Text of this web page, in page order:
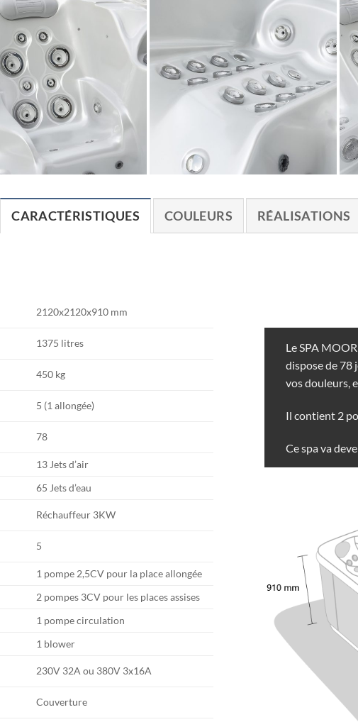
CARACTÉRISTIQUES COULEURS RÉALISATIONS
2120x2120x910 mm
1375 litres
450 kg
5 (1 allongée)
78
13 Jets d’air
65 Jets d’eau
Réchauffeur 3KW
5
1 pompe 2,5CV pour la place allongée
2 pompes 3CV pour les places assises
1 pompe circulation
1 blower
230V 32A ou 380V 3x16A
Couverture
Le SPA
dispose de 78
vos douleurs,
Il contient 2
Ce spa va